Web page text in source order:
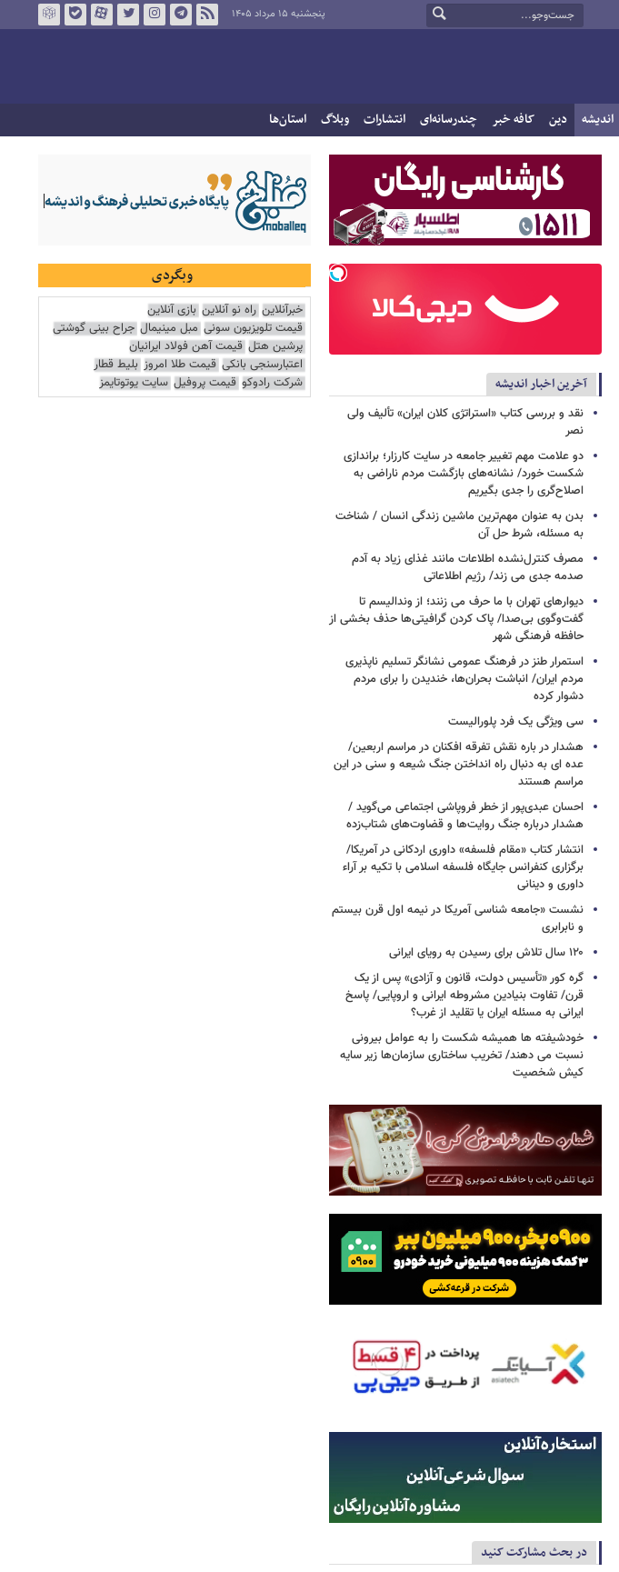
پنجشنبه ۱۵ مرداد ۱۴۰۵
اندیشه دین کافه خبر چندرسانه‌ای انتشارات وبلاگ استان‌ها
آخرین اخبار اندیشه
نقد و بررسی کتاب «استراتژی کلان ایران» تألیف ولی
نصر
دو علامت مهم تغییر جامعه در سایت کارزار؛ براندازی
شکست خورد/ نشانه‌های بازگشت مردم ناراضی به
اصلاح‌گری را جدی بگیریم
بدن به عنوان مهم‌ترین ماشین زندگی انسان / شناخت
به مسئله، شرط حل آن
مصرف کنترل‌نشده اطلاعات مانند غذای زیاد به آدم
صدمه جدی می زند/ رژیم اطلاعاتی
دیوارهای تهران با ما حرف می زنند؛ از وندالیسم تا
گفت‌وگوی بی‌صدا/ پاک کردن گرافیتی‌ها حذف بخشی از
حافظه فرهنگی شهر
استمرار طنز در فرهنگ عمومی نشانگر تسلیم ناپذیری
مردم ایران/ انباشت بحران‌ها، خندیدن را برای مردم
دشوار کرده
سی ویژگی یک فرد پلورالیست
هشدار در باره نقش تفرقه افکنان در مراسم اربعین/
عده ای به دنبال راه انداختن جنگ شیعه و سنی در این
مراسم هستند
احسان عبدی‌پور از خطر فروپاشی اجتماعی می‌گوید /
هشدار درباره جنگ روایت‌ها و قضاوت‌های شتاب‌زده
انتشار کتاب «مقام فلسفه» داوری اردکانی در آمریکا/
برگزاری کنفرانس جایگاه فلسفه اسلامی با تکیه بر آراء
داوری و دینانی
نشست «جامعه شناسی آمریکا در نیمه اول قرن بیستم
و نابرابری
۱۲۰ سال تلاش برای رسیدن به رویای ایرانی
گره کور «تأسیس دولت، قانون و آزادی» پس از یک
قرن/ تفاوت بنیادین مشروطه ایرانی و اروپایی/ پاسخ
ایرانی به مسئله ایران یا تقلید از غرب؟
خودشیفته ها همیشه شکست را به عوامل بیرونی
نسبت می دهند/ تخریب ساختاری سازمان‌ها زیر سایه
کیش شخصیت
در بحث مشارکت کنید
وبگردی
خبرآنلاین راه نو آنلاین بازی آنلاین
قیمت تلویزیون سونی مبل مینیمال جراح بینی گوشتی
پرشین هتل قیمت آهن فولاد ایرانیان
اعتبارسنجی بانکی قیمت طلا امروز بلیط قطار
شرکت رادوکو قیمت پروفیل سایت یوتوتایمز